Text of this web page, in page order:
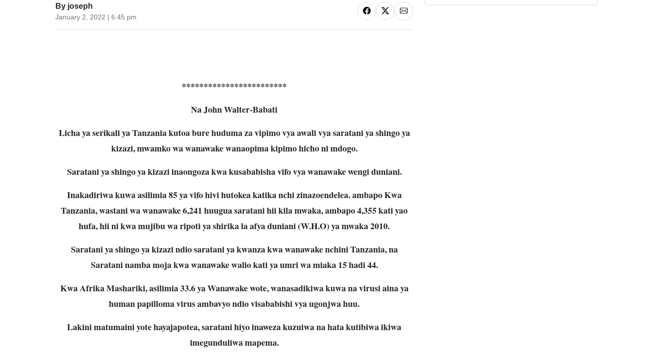
By joseph
January 2, 2022 | 6:45 pm
************************
Na John Walter-Babati
Licha ya serikali ya Tanzania kutoa bure huduma za vipimo vya awali vya saratani ya shingo ya
kizazi, mwamko wa wanawake wanaopima kipimo hicho ni mdogo.
Saratani ya shingo ya kizazi inaongoza kwa kusababisha vifo vya wanawake wengi duniani.
Inakadiriwa kuwa asilimia 85 ya vifo hivi hutokea katika nchi zinazoendelea. ambapo Kwa
Tanzania, wastani wa wanawake 6,241 huugua saratani hii kila mwaka, ambapo 4,355 kati yao
hufa, hii ni kwa mujibu wa ripoti ya shirika la afya duniani (W.H.O) ya mwaka 2010.
Saratani ya shingo ya kizazi ndio saratani ya kwanza kwa wanawake nchini Tanzania, na
Saratani namba moja kwa wanawake walio kati ya umri wa miaka 15 hadi 44.
Kwa Afrika Mashariki, asilimia 33.6 ya Wanawake wote, wanasadikiwa kuwa na virusi aina ya
human papilloma virus ambavyo ndio visababishi vya ugonjwa huu.
Lakini matumaini yote hayajapotea, saratani hiyo inaweza kuzuiwa na hata kutibiwa ikiwa
imegunduliwa mapema.